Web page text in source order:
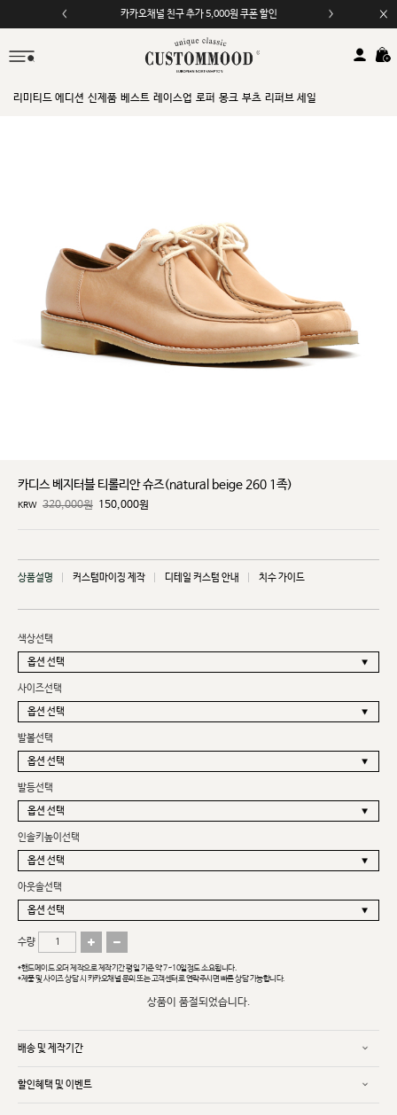
카카오채널 친구 추가 5,000원 쿠폰 할인
모바일 앱 자동 2,000원 할인
리미티드 에디션 신제품 베스트 레이스업 로퍼 몽크 부츠 리퍼브 세일
카디스 베지터블 티롤리안 슈즈(natural beige 260 1족)
KRW 320,000원 150,000원
상품설명 커스텀마이징 제작 디테일 커스텀 안내 치수 가이드
색상선택
사이즈선택
발볼선택
발등선택
인솔키높이선택
아웃솔선택
수량
*핸드메이드 오더 제작으로 제작기간 평일 기준 약 7~10일정도 소요됩니다.
*제품 및 사이즈 상담 시 카카오채널 문의 또는 고객센터로 연락주시면 빠른 상담 가능합니다.
상품이 품절되었습니다.
배송 및 제작기간
할인혜택 및 이벤트